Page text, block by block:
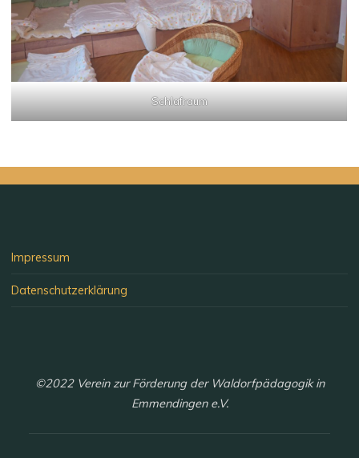
Schlafraum
Impressum
Datenschutzerklärung
©2022 Verein zur Förderung der Waldorfpädagogik in
Emmendingen e.V.